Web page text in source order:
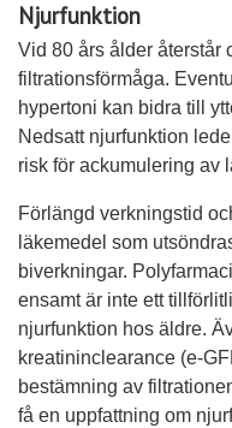
Njurfunktion
Vid 80 års ålder återstår
filtrationsförmåga.
hypertoni kan bidra till
Nedsatt njurfunktion
risk för ackumulering av
Förlängd verkningstid
läkemedel som
biverkningar.
ensamt är inte ett
njurfunktion hos äldre.
kreatininclearance (e-
bestämning av
få en uppfattning om